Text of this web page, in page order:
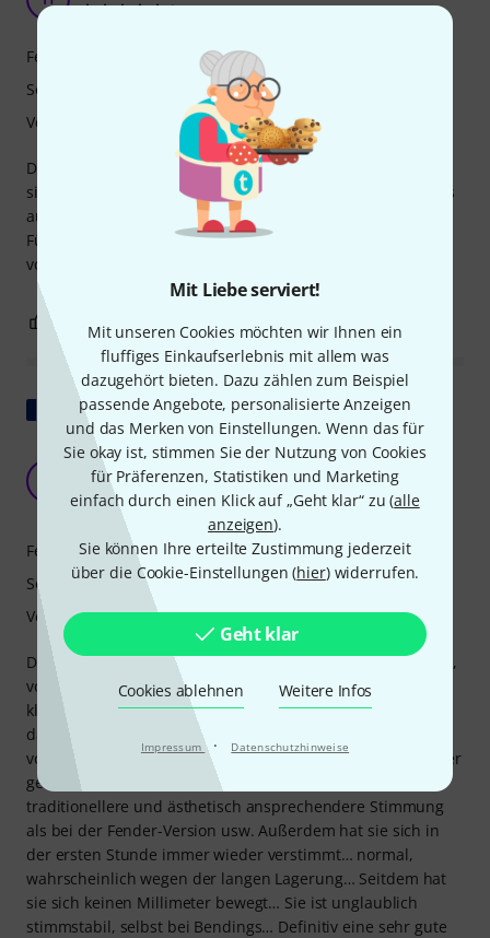
Mit Liebe serviert!
Mit unseren Cookies möchten wir Ihnen ein
fluffiges Einkaufserlebnis mit allem was
dazugehört bieten. Dazu zählen zum Beispiel
passende Angebote, personalisierte Anzeigen
und das Merken von Einstellungen. Wenn das für
Sie okay ist, stimmen Sie der Nutzung von Cookies
für Präferenzen, Statistiken und Marketing
einfach durch einen Klick auf „Geht klar“ zu (alle
anzeigen).
Sie können Ihre erteilte Zustimmung jederzeit
über die Cookie-Einstellungen (hier) widerrufen.
Geht klar
Cookies ablehnen Weitere Infos
Impressum · Datenschutzhinweise
hrzgg 16.07.2026
Diese Gitarre ist wirklich klasse! Sie klingt wirklich gut und
sieht mit dem Surf-Green und dem glänzenden Ahorn-Hals
auch noch richtig cool aus.
Für mich eine klare Empfehlung. Ihrem Preis mMn. weit
voraus!
Features
Sound
Verarbeitung
Original zeigen
Eine sehr attraktive Gitarre, endlich ohne
Vibrato!
Cyril9502 16.11.2025
Diese Surf Green Gitarre ist einfach umwerfend, genau die,
von der ich so lange geträumt habe… Selbst unverstärkt
klingt sie schon fantastisch, und ich kann definitiv sagen,
dass ich die Tonabnehmer nicht austauschen werde. Ein
voller Erfolg! Ich würde sogar sagen, dass sie mir viel besser
gefällt als die Fender… Knochensattel… eine viel
traditionellere und ästhetisch ansprechendere Stimmung
als bei der Fender-Version usw. Außerdem hat sie sich in
der ersten Stunde immer wieder verstimmt… normal,
wahrscheinlich wegen der langen Lagerung… Seitdem hat
sie sich keinen Millimeter bewegt… Sie ist unglaublich
stimmstabil, selbst bei Bendings… Definitiv eine sehr gute
Features
Sound
Verarbeitung